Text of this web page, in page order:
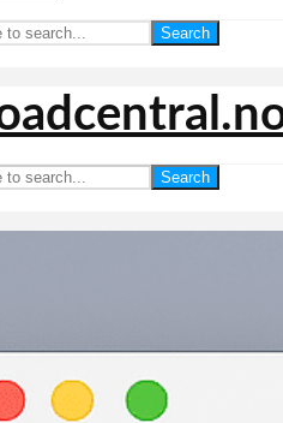
Search
Search